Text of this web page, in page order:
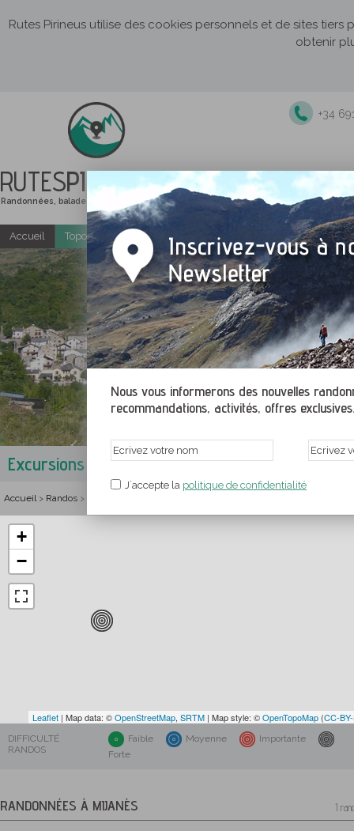
Rutes Pirineus utilise des cookies personnels et de sites
obtenir
RUTESPIRINEUS
Randonnées, balades et itinéraires de montagne
+34
Nous vous informerons des nouvelles
recommandations, activités, offres
J´accepte la politique de confidentialité
Accueil Topo-guides gratuits Randonnées accompagnées
Excursions à Mijanès
Accueil> Randos >
+
−
Leaflet | Map data: ©OpenStreetMap, SRTM | Map style: ©OpenTopoMap (CC-
DIFFICULTÉ
RANDOS
Faible Moyenne
Importante
Forte
RANDONNÉES À MIJANÈS 1